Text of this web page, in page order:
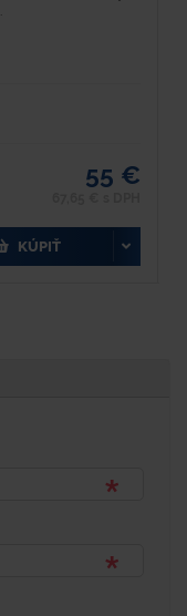
55 €
KÚPIŤ